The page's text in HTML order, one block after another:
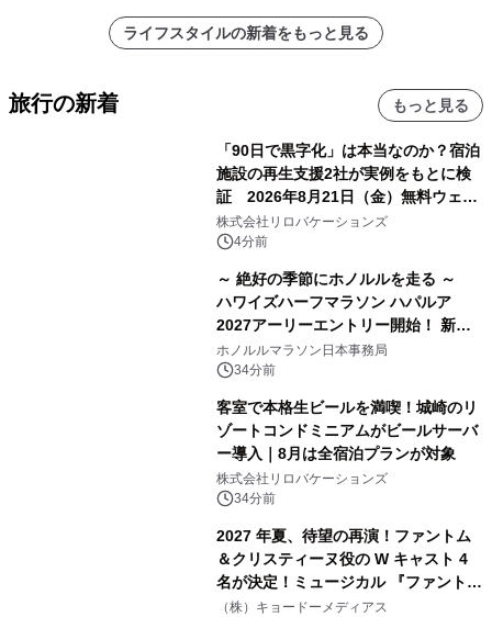
ライフスタイルの新着をもっと見る
旅行の新着 もっと見る
「90日で黒字化」は本当なのか？宿泊
施設の再生支援2社が実例をもとに検
証 2026年8月21日（金）無料ウェビ
ナー開催
株式会社リロバケーションズ
4分前
～ 絶好の季節にホノルルを走る ～
ハワイズハーフマラソン ハパルア
2027アーリーエントリー開始！ 新カ
テゴリー「ハパルアIKI(イキ)」(約
13.4km)が登場
ホノルルマラソン日本事務局
34分前
客室で本格生ビールを満喫！城崎のリ
ゾートコンドミニアムがビールサーバ
ー導入｜8月は全宿泊プランが対象
株式会社リロバケーションズ
34分前
2027 年夏、待望の再演！ファントム
＆クリスティーヌ役の W キャスト 4
名が決定！ミュージカル 『ファント
ム』
（株）キョードーメディアス